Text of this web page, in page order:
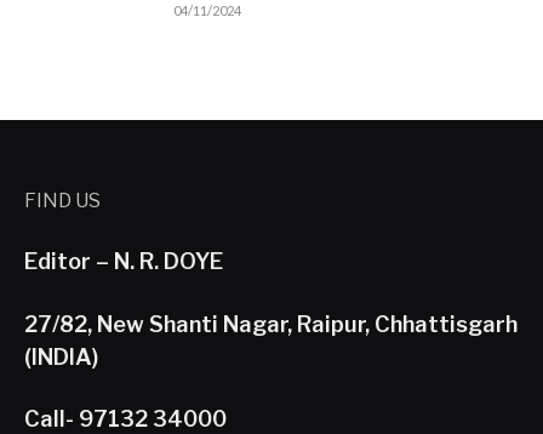
04/11/2024
FIND US
Editor – N. R. DOYE
27/82, New Shanti Nagar, Raipur, Chhattisgarh
(INDIA)
Call- 97132 34000